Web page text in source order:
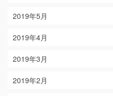
2019年5月
2019年4月
2019年3月
2019年2月